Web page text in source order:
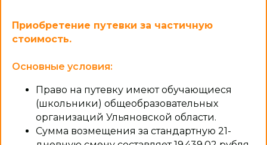
Приобретение путевки за частичную
стоимость.
Основные условия:
Право на путевку имеют обучающиеся
(школьники) общеобразовательных
организаций Ульяновской области.
Сумма возмещения за стандартную 21-